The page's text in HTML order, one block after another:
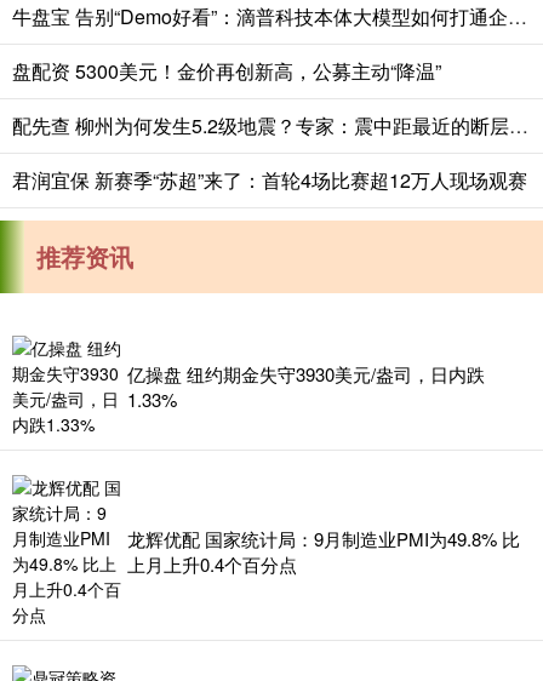
牛盘宝 告别“Demo好看”：滴普科技本体大模型如何打通企业AI落地的“最后一公里”
盘配资 5300美元！金价再创新高，公募主动“降温”
配先查 柳州为何发生5.2级地震？专家：震中距最近的断层不到5公里，近百年来柳州最大地震
君润宜保 新赛季“苏超”来了：首轮4场比赛超12万人现场观赛
推荐资讯
亿操盘 纽约期金失守3930美元/盎司，日内跌
1.33%
龙辉优配 国家统计局：9月制造业PMI为49.8% 比
上月上升0.4个百分点